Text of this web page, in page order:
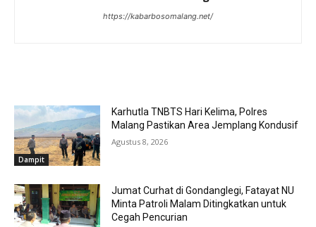
https://kabarbosomalang.net/
Dampit
Karhutla TNBTS Hari Kelima, Polres
Malang Pastikan Area Jemplang Kondusif
Agustus 8, 2026
Jumat Curhat di Gondanglegi, Fatayat NU
Minta Patroli Malam Ditingkatkan untuk
Cegah Pencurian